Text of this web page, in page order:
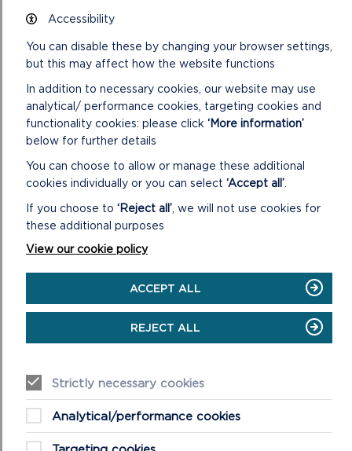
Os ystyrir bod eich cynnig yn ddatblygiad a ganiateir:
Gofynnwch am gyngor gan Cyfoeth Naturiol
Cymru
Cysylltwch â Cyfoeth Naturiol Cymru gyda disgrifiad
yw’n debygol o gael effaith sylweddol ar ACA (yn
unol â Rheoliadau 75-77).
Os yw Cyfoeth Naturiol Cymru’n dod i’r casgliadnad
oes effaith sylweddol debygol
yn un derfynol. Dylech ddarparu copi o’r ateb i’r
Darparu gwybodaeth ategol
Bydd angen ichi gynnwys y wybodaeth ganlynol i
cawodydd a cheginau)
Lleoliad, amseru a chyfnod y cynnig (gan gynnwys
amser gosod a thynnu i lawr)
Accessibility
You can disable these by changing your browser settings,
but this may affect how the website functions
In addition to necessary cookies, our website may use
analytical/ performance cookies, targeting cookies and
functionality cookies: please click ‘More information’
below for further details
You can choose to allow or manage these additional
cookies individually or you can select ‘Accept all’
If you choose to ‘Reject all’ , we will not use cookies for
these additional purposes
View our cookie policy
ACCEPT ALL
REJECT ALL
Strictly necessary cookies
Analytical/performance cookies